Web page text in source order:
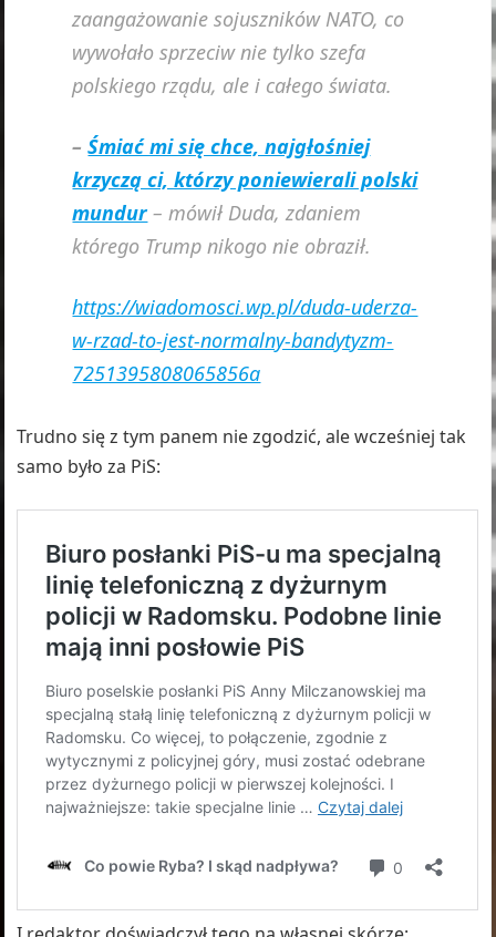
zaangażowanie sojuszników NATO, co
wywołało sprzeciw nie tylko szefa
polskiego rządu, ale i całego świata.
–Śmiać mi się chce, najgłośniej
krzyczą ci, którzy poniewierali polski
mundur– mówił Duda, zdaniem
którego Trump nikogo nie obraził.
https://wiadomosci.wp.pl/duda-uderza-
w-rzad-to-jest-normalny-bandytyzm-
7251395808065856a
Trudno się z tym panem nie zgodzić, ale wcześniej tak
samo było za PiS: